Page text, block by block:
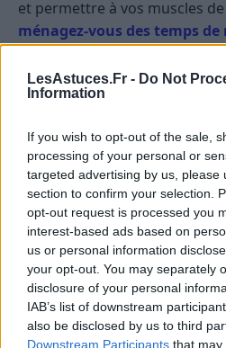
LesAstuces.Fr - Do Not
Information
If you wish to opt-out of the sale,
processing of your personal or
targeted advertising by us, please
section to confirm your selection.
opt-out request is processed you
interest-based ads based on
us or personal information
your opt-out. You may separately
disclosure of your personal
IAB’s list of downstream
also be disclosed by us to third
Downstream Participants that may
et permettre à vos muscles
ménagez-vous des temps de
envisagez même quelques
Ne travaillez pas vos
Évitez de faire les
qualité prime sur la
Ne négligez pas votre
que les exercices suffiront.
Conclusion
Avoir des abdos rapidement